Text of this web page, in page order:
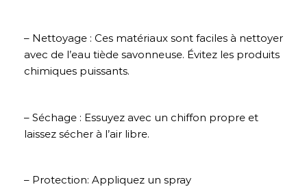
– Nettoyage : Ces matériaux sont faciles à nettoyer
avec de l’eau tiède savonneuse. Évitez les produits
chimiques puissants.
– Séchage : Essuyez avec un chiffon propre et
laissez sécher à l’air libre.
– Protection: Appliquez un spray